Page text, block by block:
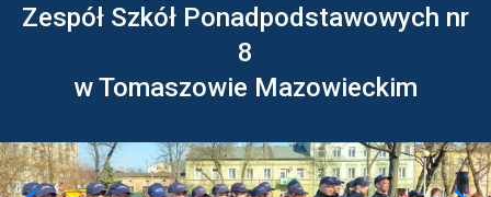
Zespół Szkół Ponadpodstawowych nr
8
w Tomaszowie Mazowieckim